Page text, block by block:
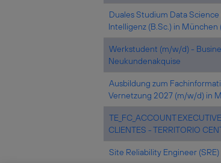
Duales Studium Data
Intelligenz (B.Sc.) in
Werkstudent (m/w/d) -
Neukundenakquise
Ausbildung zum
Vernetzung 2027 (m/w/d) in
TE_FC_ACCOUNT
CLIENTES - TERRITORIO
Site Reliability Engineer